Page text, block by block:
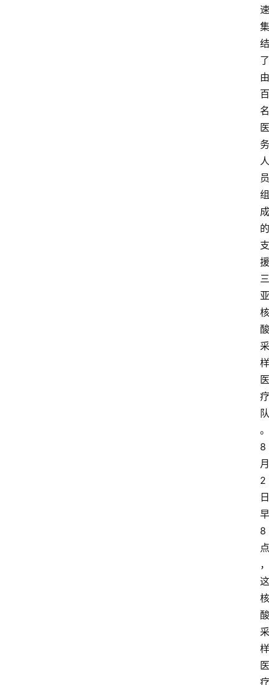
速
集
结
了
由
百
名
医
务
人
员
组
成
的
支
援
三
亚
核
酸
采
样
医
疗
队
。
8
月
2
日
早
8
点
，
这
核
酸
采
样
医
疗